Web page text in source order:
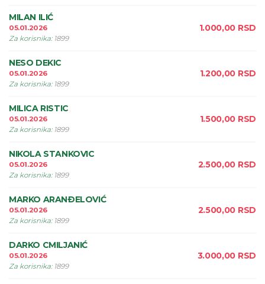
MILAN ILIĆ
05.01.2026
Za korisnika: 1899
1.000,00 RSD
NESO DEKIC
05.01.2026
Za korisnika: 1899
1.200,00 RSD
MILICA RISTIC
05.01.2026
Za korisnika: 1899
1.500,00 RSD
NIKOLA STANKOVIC
05.01.2026
Za korisnika: 1899
2.500,00 RSD
MARKO ARANÐELOVIĆ
05.01.2026
Za korisnika: 1899
2.500,00 RSD
DARKO CMILJANIĆ
05.01.2026
Za korisnika: 1899
3.000,00 RSD